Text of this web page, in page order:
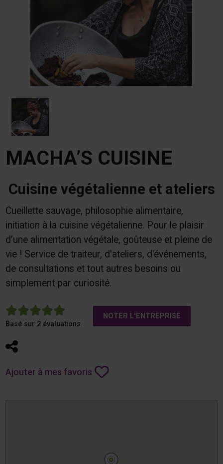
MACHA’S CUISINE
Cuisine végétalienne et ateliers
Cueillette sauvage, philosophie alimentaire,
initiation à la cuisine végétalienne. Pour le plaisir
d’une alimentation végétale, goûteuse et pleine de
vie ! Service de traiteur, d'ateliers, d'événements,
de consultations et tout autres besoins ou
simplement par curiosité.
5
Basé sur 2 évaluations
NOTER L'ENTREPRISE
Partager
Ajouter à mes favoris